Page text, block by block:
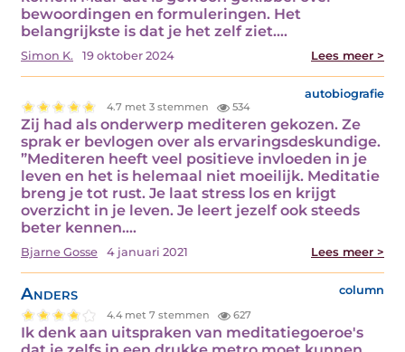
bewoordingen en formuleringen. Het
belangrijkste is dat je het zelf ziet.…
Simon K. 19 oktober 2024 Lees meer >
autobiografie
4.7 met 3 stemmen 534
Zij had als onderwerp mediteren gekozen. Ze
sprak er bevlogen over als ervaringsdeskundige.
”Mediteren heeft veel positieve invloeden in je
leven en het is helemaal niet moeilijk. Meditatie
breng je tot rust. Je laat stress los en krijgt
overzicht in je leven. Je leert jezelf ook steeds
beter kennen.…
Bjarne Gosse 4 januari 2021 Lees meer >
Anders column
4.4 met 7 stemmen 627
Ik denk aan uitspraken van meditatiegoeroe's